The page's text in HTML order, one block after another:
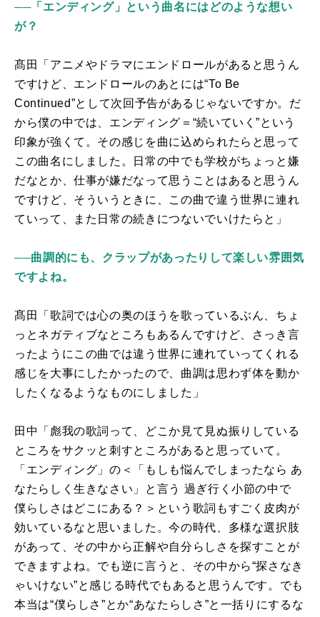
──「エンディング」という曲名にはどのような想い
が？
髙田「アニメやドラマにエンドロールがあると思うん
ですけど、エンドロールのあとには“To Be
Continued”として次回予告があるじゃないですか。だ
から僕の中では、エンディング＝ “続いていく”という
印象が強くて。その感じを曲に込められたらと思って
この曲名にしました。日常の中でも学校がちょっと嫌
だなとか、仕事が嫌だなって思うことはあると思うん
ですけど、そういうときに、この曲で違う世界に連れ
ていって、また日常の続きにつないでいけたらと」
──曲調的にも、クラップがあったりして楽しい雰囲気
ですよね。
髙田「歌詞では心の奥のほうを歌っているぶん、ちょ
っとネガティブなところもあるんですけど、さっき言
ったようにこの曲では違う世界に連れていってくれる
感じを大事にしたかったので、曲調は思わず体を動か
したくなるようなものにしました」
田中「彪我の歌詞って、どこか見て見ぬ振りしている
ところをサクッと刺すところがあると思っていて。
「エンディング」の＜「もしも悩んでしまったなら あ
なたらしく生きなさい」と言う 過ぎ行く小節の中で
僕らしさはどこにある？＞という歌詞もすごく皮肉が
効いているなと思いました。今の時代、多様な選択肢
があって、その中から正解や自分らしさを探すことが
できますよね。でも逆に言うと、その中から“探さなき
ゃいけない”と感じる時代でもあると思うんです。でも
本当は“僕らしさ”とか“あなたらしさ ”と一括りにするな